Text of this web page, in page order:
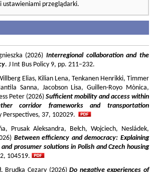
ustawieniami przeglądarki.
(2026) Interregional collaboration and the
. J Int Bus Policy 9, pp. 211–232.
Elias, Kilian Lena, Tenkanen Henrikki, Timmer
Sanna, Jacobson Lisa, Guillen-Royo Mònica,
Peter (2026) Sufficient mobility and access within
corridor frameworks and transportation
37, 102029.
Prusak Aleksandra, Bełch, Wojciech, Nesládek,
Between efficiency and democracy: Explaining
prosumer solutions in Polish and Czech housing
104519.
Brudka Cezary (2026)Do negative experiences of